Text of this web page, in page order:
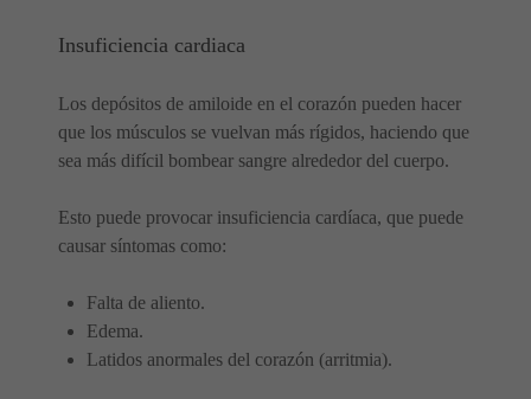
Insuficiencia cardiaca
Los depósitos de amiloide en el corazón pueden hacer
que los músculos se vuelvan más rígidos, haciendo que
sea más difícil bombear sangre alrededor del cuerpo.
Esto puede provocar insuficiencia cardíaca, que puede
causar síntomas como:
Falta de aliento.
Edema.
Latidos anormales del corazón (arritmia).